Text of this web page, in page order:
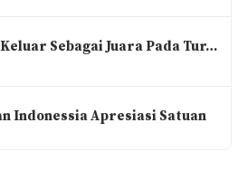
Sebagai Juara Pada Tur…
Indonessia Apresiasi Satuan